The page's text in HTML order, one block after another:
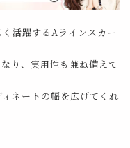
活躍するAラインスカー
り、実用性も兼ね備えて
ネートの幅を広げてくれ